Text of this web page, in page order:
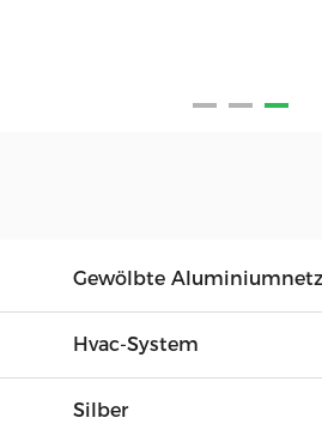
Gewölbte
Hvac-System
Silber